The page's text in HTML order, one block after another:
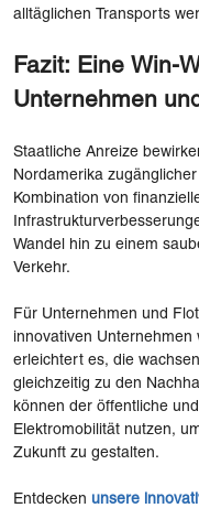
alltäglichen Transports
Fazit: Eine Win-
Unternehmen
Staatliche Anreize
Nordamerika
Kombination von
Wandel hin zu einem
Verkehr.
Für Unternehmen und
innovativen Unternehmen
erleichtert es, die
gleichzeitig zu den
können der öffentliche
Elektromobilität nutzen,
Zukunft zu gestalten.
Entdecken unsere